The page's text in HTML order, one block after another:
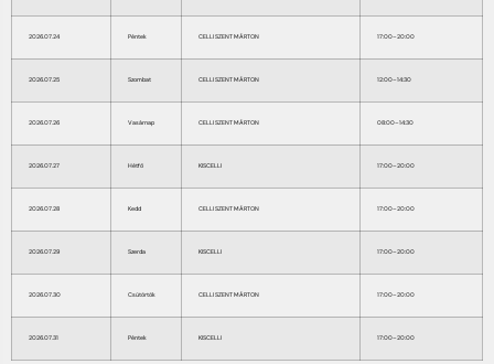
2026.07.24 Péntek CELLI SZENT MÁRTON 17:00–20:00
2026.07.25 Szombat CELLI SZENT MÁRTON 12:00–14:30
2026.07.26 Vasárnap CELLI SZENT MÁRTON 08:00–14:30
2026.07.27 Hétfő KISCELLI 17:00–20:00
2026.07.28 Kedd CELLI SZENT MÁRTON 17:00–20:00
2026.07.29 Szerda KISCELLI 17:00–20:00
2026.07.30 Csütörtök CELLI SZENT MÁRTON 17:00–20:00
2026.07.31 Péntek KISCELLI 17:00–20:00